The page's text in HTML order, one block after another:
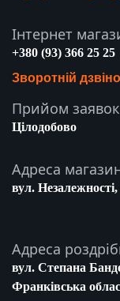
Інтернет
+380 (93) 366 25 25
Зворотній
Прийом
Цілодобово
Адреса
вул.
Адреса
вул. Степана
Франківська